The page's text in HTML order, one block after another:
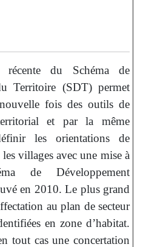
récente du Schéma de
Territoire (SDT) permet
fois des outils de
et par la même
les orientations de
villages avec une mise à
de Développement
en 2010. Le plus grand
au plan de secteur
en zone d’habitat.
tout cas une concertation